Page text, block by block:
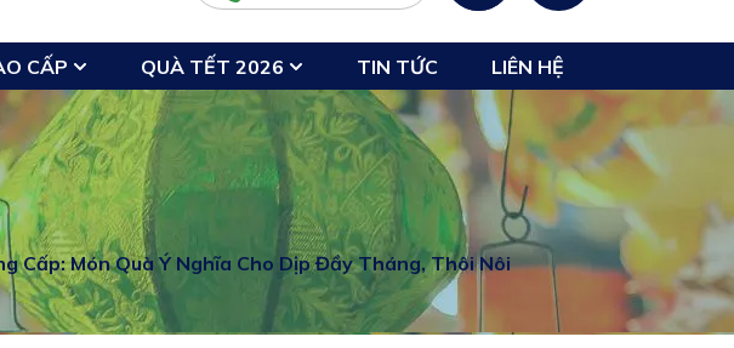
CẤP QUÀ TẾT 2026 TIN TỨC LIÊN HỆ
Cấp: Món Quà Ý Nghĩa Cho Dịp Đầy Tháng, Thôi Nôi